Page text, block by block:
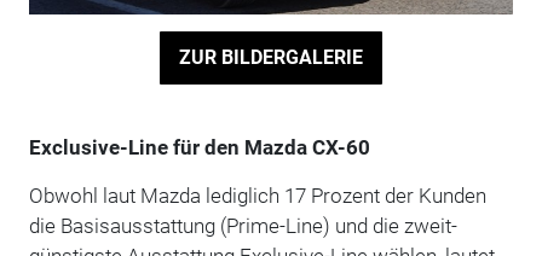
ZUR BILDERGALERIE
Exclusive-Line für den Mazda CX-60
Obwohl laut Mazda lediglich 17 Prozent der Kunden
die Basisausstattung (Prime-Line) und die zweit-